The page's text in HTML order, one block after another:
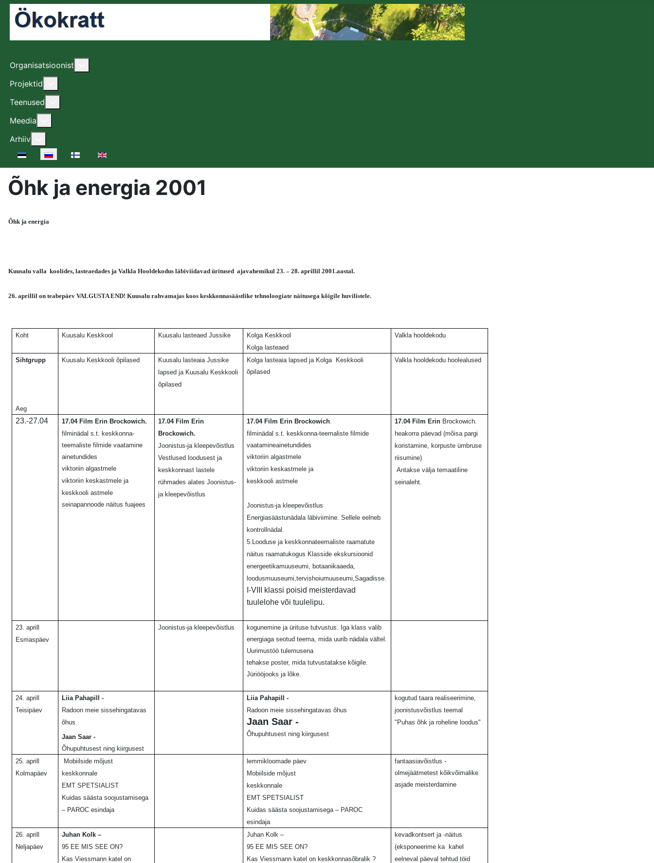
Organisatsioonist
Projektid
Teenused
Meedia
Arhiiv
Выберите язык
Õhk ja energia 2001
Õhk ja energia
Kuusalu valla koolides, lasteaedades ja Valkla Hooldekodus läbiviidavad üritused ajavahemikul 23. – 28. aprillil 2001.aastal.
26. aprillil on teabepäev VALGUSTA END! Kuusalu rahvamajas koos keskkonnasäästlike tehnoloogiate näitusega kõigile huvilistele.
Koht Kuusalu Keskkool Kuusalu lasteaed Jussike
Kolga Keskkool
Kolga lasteaed
Valkla hooldekodu
Sihtgrupp
Aeg
Kuusalu Keskkooli õpilased
Kuusalu lasteaia Jussike
lapsed ja Kuusalu Keskkooli
õpilased
Kolga lasteaia lapsed ja Kolga
Keskkooli
õpilased
Valkla hooldekodu hoolealused
23.-27.04
17.04 Film Erin Brockowich.
filminädal s.t. keskkonna-
teemaliste filmide vaatamine
ainetundides
viktoriin algastmele
viktoriin keskastmele ja
keskkooli astmele
seinapannoode näitus fuajees
17.04 Film Erin
Brockowich.
Joonistus-ja kleepevõistlus
Vestlused loodusest ja
keskkonnast lastele
rühmades alates Joonistus-
ja kleepevõistlus
17.04 Film Erin Brockowich.
filminädal s.t. keskkonna-teemaliste filmide
vaatamineainetundides
viktoriin algastmele
viktoriin keskastmele ja
keskkooli astmele
Joonistus-ja kleepevõistlus
Energiasäästunädala läbiviimine. Sellele eelneb
kontrollnädal.
5.Looduse ja keskkonnateemaliste raamatute
näitus raamatukogus Klasside ekskursioonid
energeetikamuuseumi, botaanikaaeda,
loodusmuuseumi,tervishoiumuuseumi,Sagadisse.
I-VIII klassi poisid meisterdavad
tuulelohe või tuulelipu.
17.04 Film Erin Brockowich.
heakorra päevad (mõisa pargi
koristamine, korpuste ümbruse
riisumine)
Antakse välja temaatiline
seinaleht.
23. aprill
Esmaspäev
Joonistus-ja kleepevõistlus
kogunemine ja ürituse tutvustus. Iga klass valib
energiaga seotud teema, mida uurib nädala vältel.
Uurimustöö tulemusena
tehakse poster, mida tutvustatakse kõigile.
Jüriööjooks ja lõke.
24. aprill
Teisipäev
Liia Pahapill -
Radoon meie sissehingatavas
õhus
Jaan Saar -
Õhupuhtusest ning kiirgusest
Liia Pahapill -
Radoon meie sissehingatavas õhus
Jaan Saar -
Õhupuhtusest ning kiirgusest
kogutud taara realiseerimine,
joonistusvõistlus teemal
"Puhas õhk ja roheline loodus"
25. aprill
Kolmapäev
Mobiilside mõjust
keskkonnale
EMT SPETSIALIST
Kuidas säästa soojustamisega
– PAROC esindaja
lemmikloomade päev
Mobiilside mõjust
keskkonnale
EMT SPETSIALIST
Kuidas säästa soojustamisega – PAROC
esindaja
fantaasiavõistlus -
olmejäätmetest kõikvõimalike
asjade meisterdamine
26. aprill
Neljapäev
Juhan Kolk –
95 EE MIS SEE ON?
Kas Viessmann katel on
Juhan Kolk –
95 EE MIS SEE ON?
Kas Viessmann katel on keskkonnasõbralik ?
kevadkontsert ja -näitus
(eksponeerime ka kahel
eelneval päeval tehtud töid